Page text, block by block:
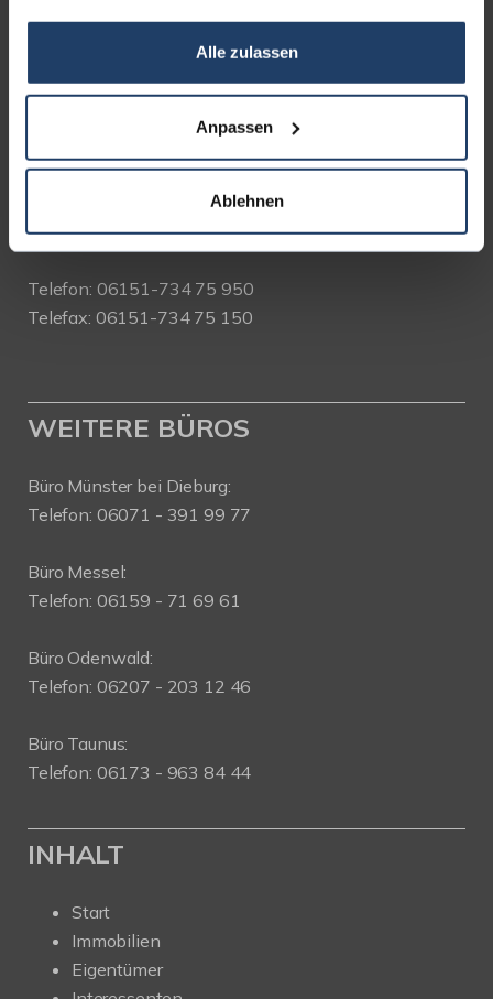
Alle zulassen
Anpassen
Ablehnen
terrakon Immobilienberatung
Bad Nauheimer Straße 4
Bürozeiten:
Mo. - Fr. 9.00 - 18.00 Uhr
Sa. + So. nach Vereinbarung
Telefon: 06151-734 75 950
Telefax: 06151-734 75 150
WEITERE BÜROS
Büro Münster bei Dieburg:
Telefon: 06071 - 391 99 77
Büro Messel:
Telefon: 06159 - 71 69 61
Büro Odenwald:
Telefon: 06207 - 203 12 46
Büro Taunus:
Telefon: 06173 - 963 84 44
INHALT
Start
Immobilien
Eigentümer